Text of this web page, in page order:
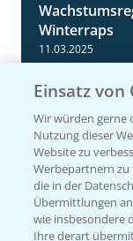
Winterraps
11.03.2025
Einsatz von
Wir würden gerne
Nutzung dieser
Website zu
Werbepartnern zu
die in der
Übermittlungen
wie insbesondere
Ihre derart